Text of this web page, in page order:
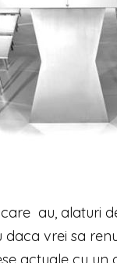
au, alaturi
vrei sa